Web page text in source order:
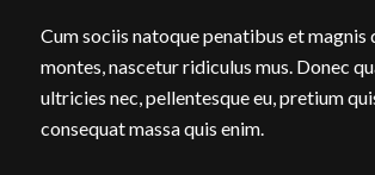
Cum sociis natoque penatibus et
montes, nascetur ridiculus mus. Donec
ultricies nec, pellentesque eu, pretium
consequat massa quis enim.